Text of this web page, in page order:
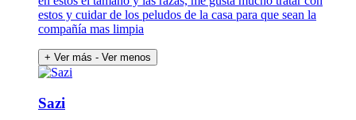
estos y cuidar de los peludos de la casa para que sean la
compañía mas limpia
+ Ver más - Ver menos
Sazi